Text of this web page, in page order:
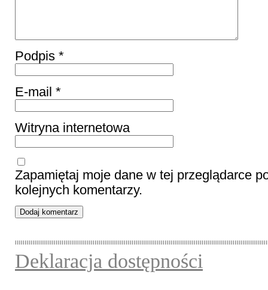
Podpis *
E-mail *
Witryna internetowa
Zapamiętaj moje dane w tej przeglądarce
kolejnych komentarzy.
Deklaracja dostępności